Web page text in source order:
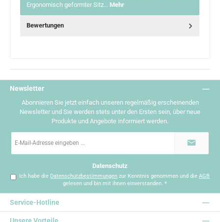
Ergonomisch geformter Sitz… Mehr
Bewertungen
Newsletter
Abonnieren Sie jetzt einfach unseren regelmäßig erscheinenden
Newsletter und Sie werden stets unter den Ersten sein, über neue
Produkte und Angebote informiert werden.
Mail-
Datenschutz
Ich habe die Datenschutzbestimmungen zur Kenntnis genommen und dieAGB
gelesen und bin mit ihnen einverstanden. *
Service-Hotline